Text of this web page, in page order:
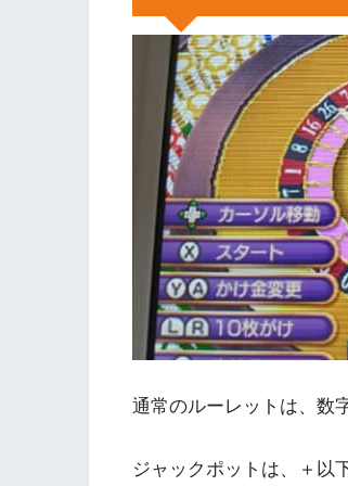
通常のルーレットは、数
ジャックポットは、＋以